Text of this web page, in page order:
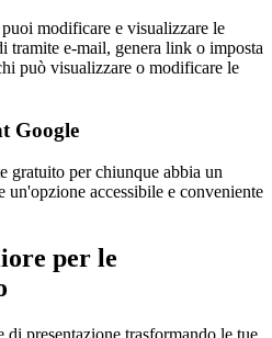
modificare e visualizzare le
e-mail, genera link o imposta
può visualizzare o modificare le
Google
gratuito per chiunque abbia un
accessibile e conveniente
per le